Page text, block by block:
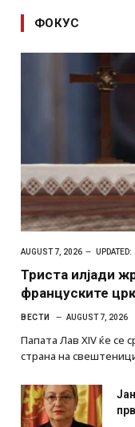
ФОКУС
AUGUST 7, 2026 UPDATED:
Триста илјади
француските
ВЕСТИ AUGUST 7, 2026
Папата Лав XIV ќе се
страна на